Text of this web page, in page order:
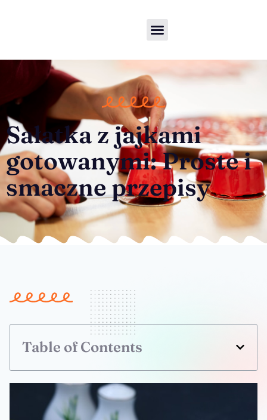
Sałatka z jajkami
gotowanymi: Proste i
smaczne przepisy
Table of Contents